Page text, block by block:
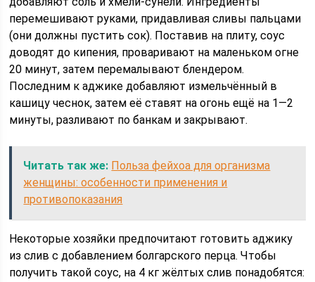
перемешивают руками, придавливая сливы пальцами
(они должны пустить сок). Поставив на плиту, соус
доводят до кипения, проваривают на маленьком огне
20 минут, затем перемалывают блендером.
Последним к аджике добавляют измельчённый в
кашицу чеснок, затем её ставят на огонь ещё на 1—2
минуты, разливают по банкам и закрывают.
Читать так же: Польза фейхоа для организма
женщины: особенности применения и
противопоказания
Некоторые хозяйки предпочитают готовить аджику
из слив с добавлением болгарского перца. Чтобы
получить такой соус, на 4 кг жёлтых слив понадобятся: